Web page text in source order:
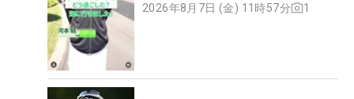
2026年8月7日 (金) 11時57分 1